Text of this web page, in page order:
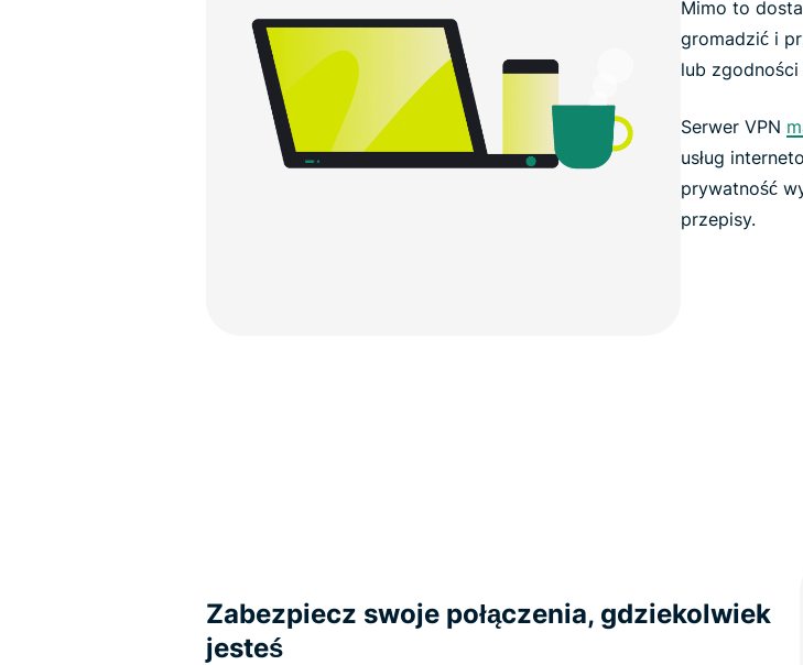
Mimo to
gromadzić i
lub
Serwer VPN
usług
prywatność
przepisy.
Zabezpiecz swoje połączenia, gdziekolwiek
jesteś